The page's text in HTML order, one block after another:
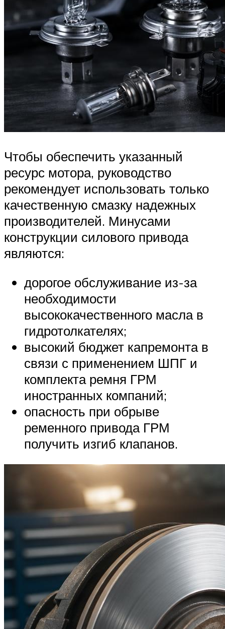
Чтобы обеспечить указанный
ресурс мотора, руководство
рекомендует использовать только
качественную смазку надежных
производителей. Минусами
конструкции силового привода
являются:
дорогое обслуживание из-за
необходимости
высококачественного масла в
гидротолкателях;
высокий бюджет капремонта в
связи с применением ШПГ и
комплекта ремня ГРМ
иностранных компаний;
опасность при обрыве
ременного привода ГРМ
получить изгиб клапанов.